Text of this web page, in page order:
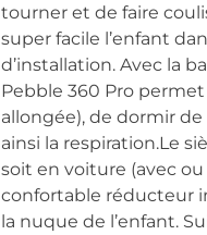
tourner et de faire
super facile l’enfant
d’installation. Avec la
Pebble 360 Pro
allongée), de dormir
ainsi la respiration.Le
soit en voiture (avec ou
confortable réducteur
la nuque de l’enfant.